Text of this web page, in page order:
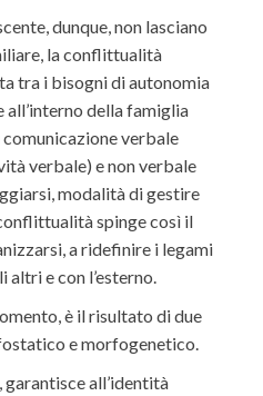
dunque, non lasciano
la conflittualità
tra i bisogni di autonomia
all’interno della famiglia
verbale
verbale) e non verbale
modalità di gestire
spinge così il
a ridefinire i legami
altri e con l’esterno.
è il risultato di due
e morfogenetico.
all’identità